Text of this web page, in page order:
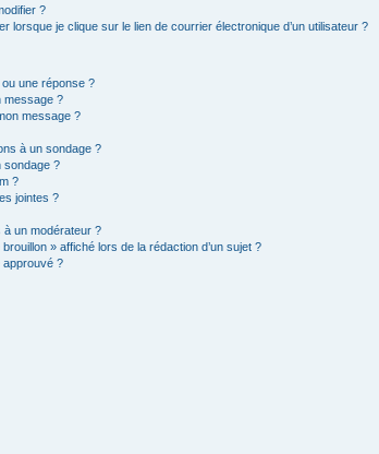
?
lorsque je clique sur le lien de courrier électronique d’un utilisateur ?
une réponse ?
message ?
message ?
à un sondage ?
sondage ?
?
jointes ?
un modérateur ?
» affiché lors de la rédaction d’un sujet ?
approuvé ?